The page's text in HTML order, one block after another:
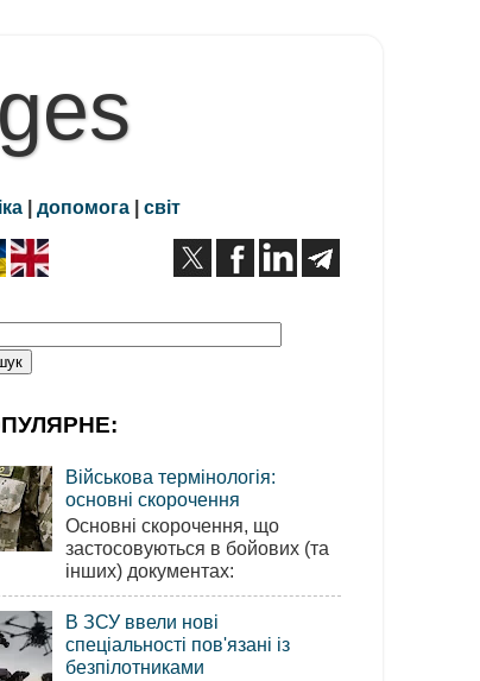
| допомога | світ
Військова термінологія:
основні скорочення
Основні скорочення, що
застосовуються в бойових (та
інших) документах:
В ЗСУ ввели нові
спеціальності пов'язані із
безпілотниками